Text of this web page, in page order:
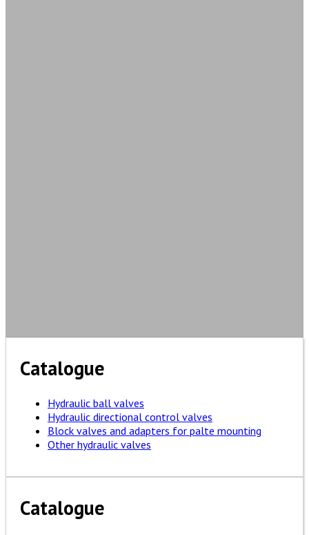
Catalogue
Hydraulic ball valves
Hydraulic directional control valves
Block valves and adapters for palte mounting
Other hydraulic valves
Catalogue